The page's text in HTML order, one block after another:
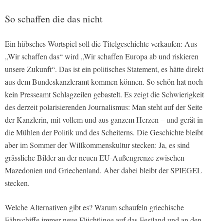
So schaffen die das nicht
Ein hübsches Wortspiel soll die Titelgeschichte verkaufen: Aus
„Wir schaffen das“ wird „Wir schaffen Europa ab und riskieren
unsere Zukunft“. Das ist ein politisches Statement, es hätte direkt
aus dem Bundeskanzleramt kommen können. So schön hat noch
kein Presseamt Schlagzeilen gebastelt. Es zeigt die Schwierigkeit
des derzeit polarisierenden Journalismus: Man steht auf der Seite
der Kanzlerin, mit vollem und aus ganzem Herzen – und gerät in
die Mühlen der Politik und des Scheiterns. Die Geschichte bleibt
aber im Sommer der Willkommenskultur stecken: Ja, es sind
grässliche Bilder an der neuen EU-Außengrenze zwischen
Mazedonien und Griechenland. Aber dabei bleibt der SPIEGEL
stecken.
Welche Alternativen gibt es? Warum schaufeln griechische